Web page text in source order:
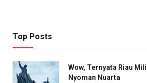
Top Posts
Wow, Ternyata Riau
Nyoman Nuarta